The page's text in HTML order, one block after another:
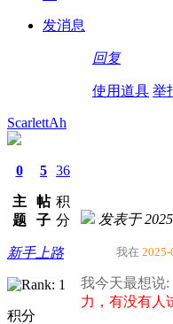
发消息
回复
使用道具 举
ScarlettAh
0
主
题
5
帖
子
36
积
分
新手上路
积分
发表于
我在 2025-
我今天最想说:
力，有没有人